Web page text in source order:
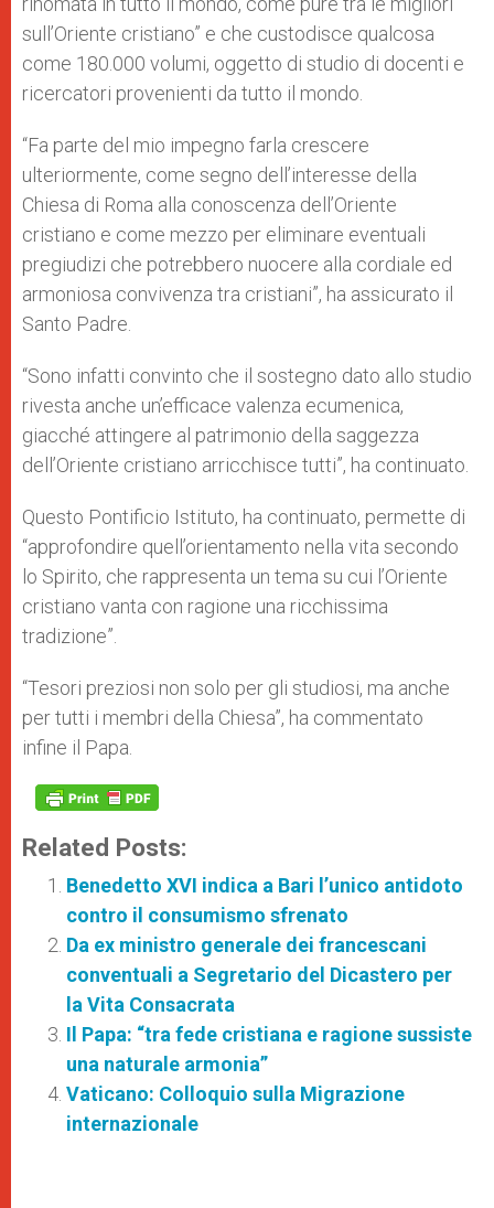
sull’Oriente cristiano” e che custodisce qualcosa
come 180.000 volumi, oggetto di studio di docenti e
ricercatori provenienti da tutto il mondo.
“Fa parte del mio impegno farla crescere
ulteriormente, come segno dell’interesse della
Chiesa di Roma alla conoscenza dell’Oriente
cristiano e come mezzo per eliminare eventuali
pregiudizi che potrebbero nuocere alla cordiale ed
armoniosa convivenza tra cristiani”, ha assicurato il
Santo Padre.
“Sono infatti convinto che il sostegno dato allo studio
rivesta anche un’efficace valenza ecumenica,
giacché attingere al patrimonio della saggezza
dell’Oriente cristiano arricchisce tutti”, ha continuato.
Questo Pontificio Istituto, ha continuato, permette di
“approfondire quell’orientamento nella vita secondo
lo Spirito, che rappresenta un tema su cui l’Oriente
cristiano vanta con ragione una ricchissima
tradizione”.
“Tesori preziosi non solo per gli studiosi, ma anche
per tutti i membri della Chiesa”, ha commentato
infine il Papa.
Related Posts:
Benedetto XVI indica a Bari l’unico antidoto
contro il consumismo sfrenato
Da ex ministro generale dei francescani
conventuali a Segretario del Dicastero per
la Vita Consacrata
Il Papa: “tra fede cristiana e ragione sussiste
una naturale armonia”
Vaticano: Colloquio sulla Migrazione
internazionale